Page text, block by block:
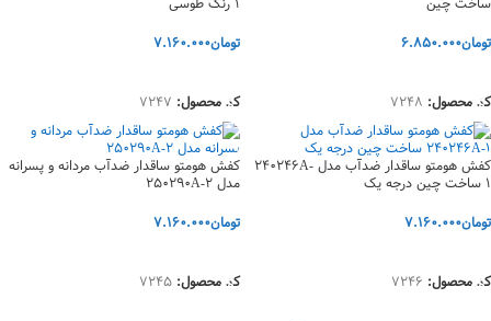
تومان6.850.000
کد محصول: 7248
تومان7.160.000
کد محصول: 7247
کفش هومتو ساقدار ضدآب مدل 240246A-
1 ساخت چین درجه یک
تومان7.160.000
کد محصول: 7246
کفش هومتو ساقدار ضدآب مردانه و پسرانه
مدل 250290A-2
تومان7.160.000
کد محصول: 7245